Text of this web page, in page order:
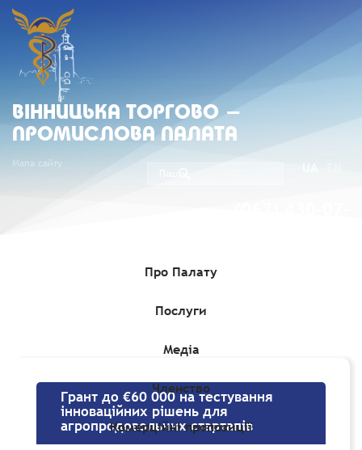
ВIННИЦЬКА ТОРГОВО -
ПРОМИСЛОВА ПАЛАТА
Мапа сайту
Про Палату
Послуги
Медіа
Членство
Комерційні пропозиції
Гранти, Проєкти, Програми для бізнесу
Грант до €60 000 на тестування
інноваційних рішень для
агропродовольчих стартапів